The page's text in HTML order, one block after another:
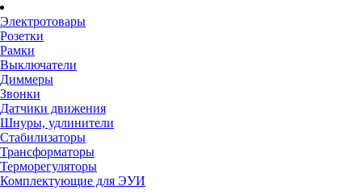
Электротовары
Розетки
Рамки
Выключатели
Диммеры
Звонки
Датчики движения
Шнуры, удлинители
Стабилизаторы
Трансформаторы
Терморегуляторы
Комплектующие для ЭУИ